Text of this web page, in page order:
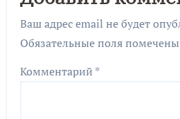
Ваш адрес email не будет
Обязательные поля помечены
Комментарий *